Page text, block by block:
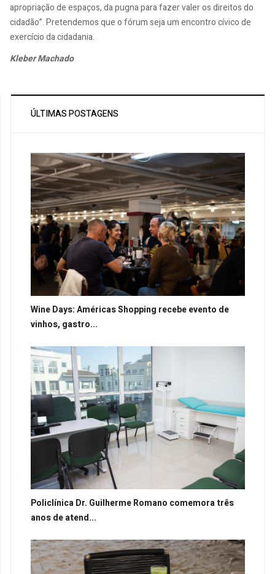
apropriação de espaços, da pugna para fazer valer os direitos do
cidadão”. Pretendemos que o fórum seja um encontro cívico de
exercício da cidadania.
Kleber Machado
ÚLTIMAS POSTAGENS
Wine Days: Américas Shopping recebe evento de
vinhos, gastro...
Policlínica Dr. Guilherme Romano comemora três
anos de atend...